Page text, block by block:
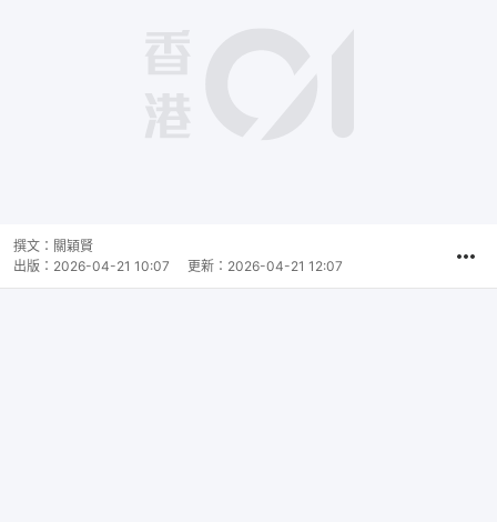
撰文： 關穎賢
出版： 2026-04-21 10:07 更新： 2026-04-21 12:07